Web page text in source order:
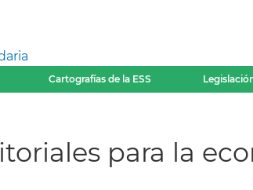
Cartografías de la ESS
para la